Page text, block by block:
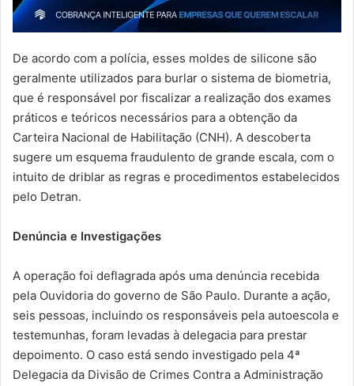
De acordo com a polícia, esses moldes de silicone são
geralmente utilizados para burlar o sistema de biometria,
que é responsável por fiscalizar a realização dos exames
práticos e teóricos necessários para a obtenção da
Carteira Nacional de Habilitação (CNH). A descoberta
sugere um esquema fraudulento de grande escala, com o
intuito de driblar as regras e procedimentos estabelecidos
pelo Detran.
Denúncia e Investigações
A operação foi deflagrada após uma denúncia recebida
pela Ouvidoria do governo de São Paulo. Durante a ação,
seis pessoas, incluindo os responsáveis pela autoescola e
testemunhas, foram levadas à delegacia para prestar
depoimento. O caso está sendo investigado pela 4ª
Delegacia da Divisão de Crimes Contra a Administração